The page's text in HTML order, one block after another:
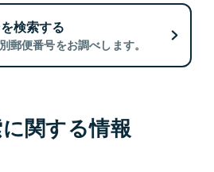
検索する
郵便番号をお調べします。
関する情報